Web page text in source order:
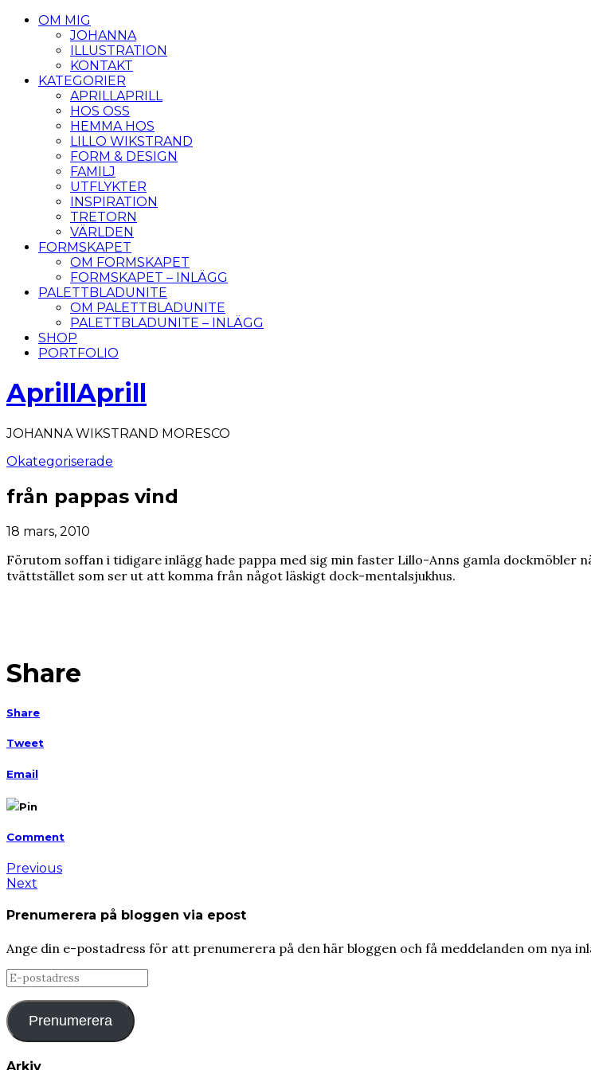
OM MIG
JOHANNA
ILLUSTRATION
KONTAKT
KATEGORIER
APRILLAPRILL
HOS OSS
HEMMA HOS
LILLO WIKSTRAND
FORM & DESIGN
FAMILJ
UTFLYKTER
INSPIRATION
TRETORN
VÄRLDEN
FORMSKAPET
OM FORMSKAPET
FORMSKAPET – INLÄGG
PALETTBLADUNITE
OM PALETTBLADUNITE
PALETTBLADUNITE – INLÄGG
SHOP
PORTFOLIO
AprillAprill
JOHANNA WIKSTRAND MORESCO
Okategoriserade
från pappas vind
18 mars, 2010
Förutom soffan i tidigare inlägg hade pappa med sig min faster Lillo-Anns gamla dockmöbler
tvättstället som ser ut att komma från något läskigt dock-mentalsjukhus.
Share
Share
Tweet
Email
Pin
Comment
Previous
Next
Prenumerera på bloggen via epost
Ange din e-postadress för att prenumerera på den här bloggen och få meddelanden om nya
E-
postadress
Prenumerera
Arkiv